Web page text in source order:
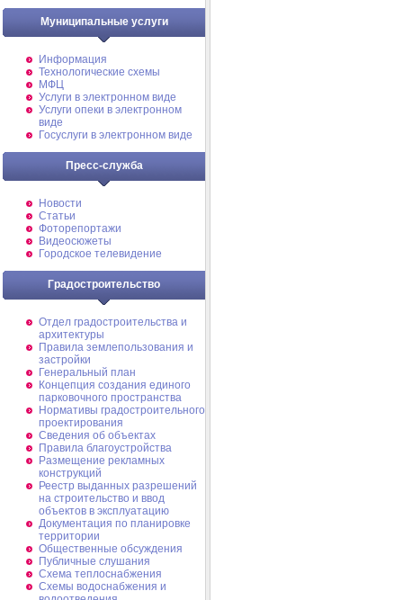
Муниципальные услуги
Информация
Технологические схемы
МФЦ
Услуги в электронном виде
Услуги опеки в электронном
виде
Госуслуги в электронном виде
Пресс-служба
Новости
Статьи
Фоторепортажи
Видеосюжеты
Городское телевидение
Градостроительство
Отдел градостроительства и
архитектуры
Правила землепользования и
застройки
Генеральный план
Концепция создания единого
парковочного пространства
Нормативы градостроительного
проектирования
Сведения об объектах
Правила благоустройства
Размещение рекламных
конструкций
Реестр выданных разрешений
на строительство и ввод
объектов в эксплуатацию
Документация по планировке
территории
Общественные обсуждения
Публичные слушания
Схема теплоснабжения
Схемы водоснабжения и